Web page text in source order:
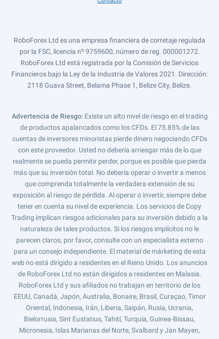
RoboForex Ltd es una empresa financiera de corretaje regulada
por la FSC, licencia nº 9759600, número de reg. 000001272.
RoboForex Ltd está registrada por la Comisión de Servicios
Financieros bajo la Ley de la Industria de Valores 2021. Dirección:
2118 Guava Street, Belama Phase 1, Belize City, Belize.
Advertencia de Riesgo: Existe un alto nivel de riesgo en el trading
de productos apalancados como los CFDs. El 75.85% de las
cuentas de inversores minoristas pierde dinero negociando CFDs
con este proveedor. Usted no debería arriesgar más de lo que
realmente se pueda permitir perder, porque es posible que pierda
más que su inversión total. No debería operar o invertir a menos
que comprenda totalmente la verdadera extensión de su
exposición al riesgo de pérdida. Al operar o invertir, siempre debe
tener en cuenta su nivel de experiencia. Los servicios de Copy
Trading implican riesgos adicionales para su inversión debido a la
naturaleza de tales productos. Si los riesgos implícitos no le
parecen claros, por favor, consulte con un especialista externo
para un consejo independiente. El material de márketing de esta
web no está dirigido a residentes en el Reino Unido. Los anuncios
de RoboForex Ltd no están dirigidos a residentes en Malasia.
RoboForex Ltd y sus afiliados no trabajan en territorio de los
EEUU, Canadá, Japón, Australia, Bonaire, Brasil, Curaçao, Timor
Oriental, Indonesia, Irán, Liberia, Saipán, Rusia, Ucrania,
Bielorrusia, Sint Eustatius, Tahití, Turquía, Guinea-Bissau,
Micronesia, Islas Marianas del Norte, Svalbard y Jan Mayen,